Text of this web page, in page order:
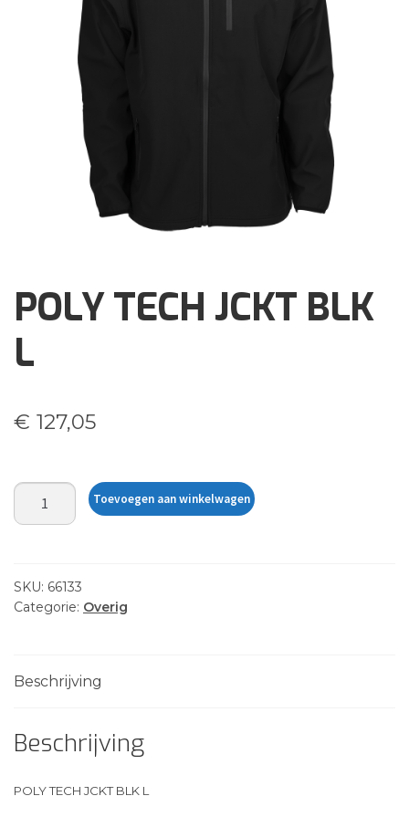
Brochures
Klantenservice
POLY TECH JCKT BLK
L
€ 127,05
POLY
TECH
L
aantal
Toevoegen aan winkelwagen
SKU: 66133
Categorie: Overig
Beschrijving
Beschrijving
POLY TECH JCKT BLK L